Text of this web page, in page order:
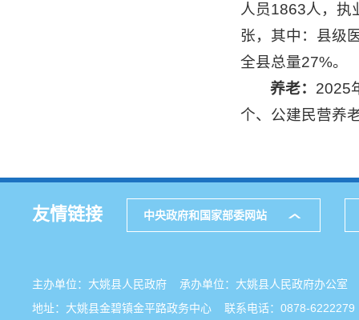
人员1863人，执
张，其中：县级
全县总量27%。
养老： 2025
个、公建民营养
友情链接 中央政府和国家部委网站
主办单位：大姚县人民政府 承办单位：大姚县人民政府办公
地址：大姚县金碧镇金平路政务中心 联系电话：0878-6222279